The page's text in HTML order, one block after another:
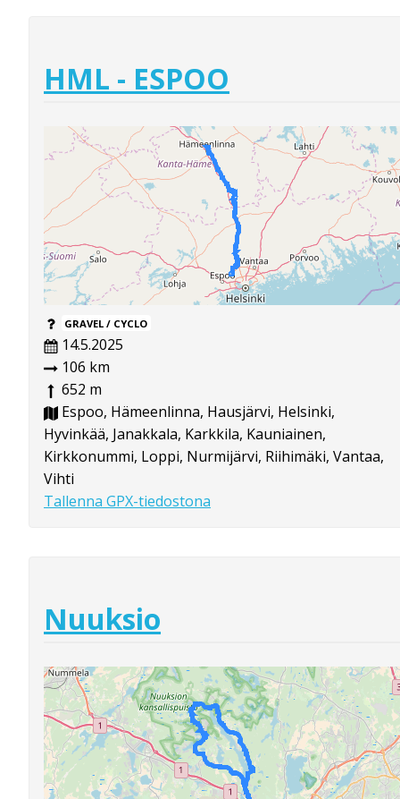
HML - ESPOO
GRAVEL / CYCLO
14.5.2025
106 km
652 m
Espoo, Hämeenlinna, Hausjärvi, Helsinki,
Hyvinkää, Janakkala, Karkkila, Kauniainen,
Kirkkonummi, Loppi, Nurmijärvi, Riihimäki, Vantaa,
Vihti
Tallenna GPX-tiedostona
Nuuksio